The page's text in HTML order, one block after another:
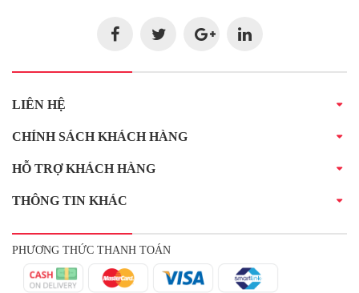
LIÊN HỆ
CHÍNH SÁCH KHÁCH HÀNG
HỖ TRỢ KHÁCH HÀNG
THÔNG TIN KHÁC
PHƯƠNG THỨC THANH TOÁN